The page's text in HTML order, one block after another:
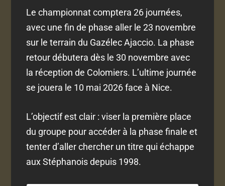
Le championnat comptera 26 journées,
avec une fin de phase aller le 23 novembre
sur le terrain du Gazélec Ajaccio. La phase
retour débutera dès le 30 novembre avec
la réception de Colomiers. L’ultime journée
se jouera le 10 mai 2026 face à Nice.
L’objectif est clair : viser la première place
du groupe pour accéder à la phase finale et
tenter d’aller chercher un titre qui échappe
aux Stéphanois depuis 1998.